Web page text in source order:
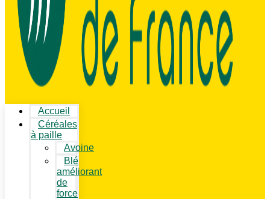
Accueil
Céréales
à paille
Avoine
Blé
améliorant
de
force